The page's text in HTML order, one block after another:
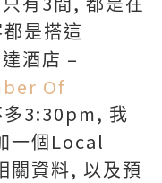
有 間
都是在
是搭這
酒店 –
Of
3:30pm, 我
一個 Local
關資料, 以及預